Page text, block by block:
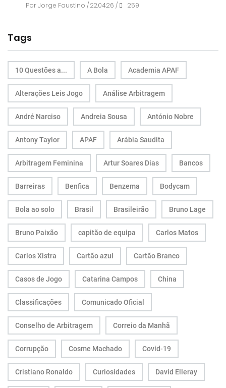
PorJorge Faustino / 22.04.26 / 259
Tags
10 Questões a... A Bola Academia APAF
Alterações Leis Jogo Análise Arbitragem
André Narciso Andreia Sousa António Nobre
Antony Taylor APAF Arábia Saudita
Arbitragem Feminina Artur Soares Dias Bancos
Barreiras Benfica Benzema Bodycam
Bola ao solo Brasil Brasileirão Bruno Lage
Bruno Paixão capitão de equipa Carlos Matos
Carlos Xistra Cartão azul Cartão Branco
Casos de Jogo Catarina Campos China
Classificações Comunicado Oficial
Conselho de Arbitragem Correio da Manhã
Corrupção Cosme Machado Covid-19
Cristiano Ronaldo Curiosidades David Elleray